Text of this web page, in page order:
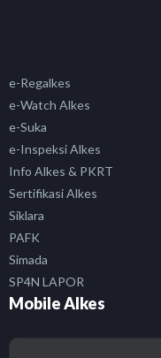
e-Regalkes
e-Watch Alkes
e-Suka
e-Inspeksi Alkes
Info Alkes & PKRT
Sertifikasi Alkes
Siklara
PAFK
Simada
SP4N LAPOR
Mobile Alkes